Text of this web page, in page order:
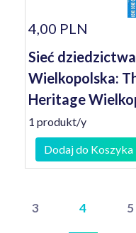
4,00 PLN
Sieć
Wielkopolska:
Heritage
1 produkt/y
Dodaj do Koszyka
3 4 5